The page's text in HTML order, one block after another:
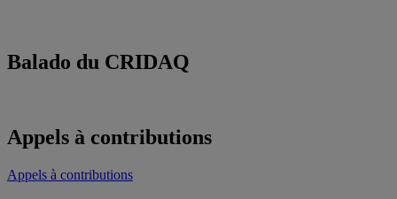
Balado du CRIDAQ
Appels à contributions
Appels à contributions